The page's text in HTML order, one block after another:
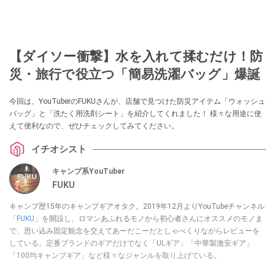
【ダイソー衝撃】水を入れて揉むだけ！防
災・旅行で役立つ「簡易洗濯バッグ」爆誕
今回は、YouTuberのFUKUさんが、店舗で見つけた防災アイテム「ウォッシュ
バッグ」と「洗たく用洗剤シート」を紹介してくれました！ 様々な用途に使
えて便利なので、ぜひチェックしてみてください。
イチオシスト
キャンプ系YouTuber
FUKU
キャンプ歴15年のキャンプギアオタク。2019年12月よりYouTubeチャンネル
「 FUKU 」を開設し、ロマンあふれるモノから初心者さんにオススメのモノま
で、思い込み固定観念を交えてあーだこーだとしゃべくりながらレビューを
している。定番ブランドのギアだけでなく「ULギア」「中華製激安ギア」
「100均キャンプギア」など様々なジャンルを取り上げている。